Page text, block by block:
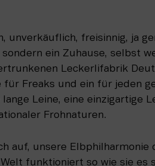
unverkäuflich, freisinnig, ja
ein Zuhause, selbst
Leckerlifabrik
Freaks und ein für jeden
Leine, eine einzigartige
Frohnaturen.
auf, unsere Elbphilharmonie
funktioniert so wie sie es